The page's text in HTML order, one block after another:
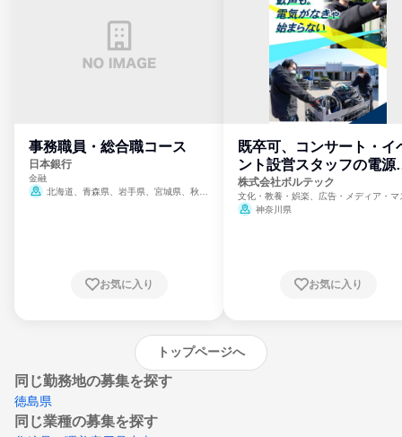
事務職員・総合職コース
日本銀行
金融
北海道、青森県、岩手県、宮城県、秋田
崎県、熊本県、大分県、宮崎県、鹿児島県、
お気に入り
既卒可、コンサート・イ
ント設営スタッフの電源
門
株式会社ボルテック
文化・教養・娯楽、広告・メディア・マ
ミ、電力・ガス・水道・エネルギー
神奈川県
お気に入り
トップページへ
同じ勤務地の募集を探す
徳島県
同じ業種の募集を探す